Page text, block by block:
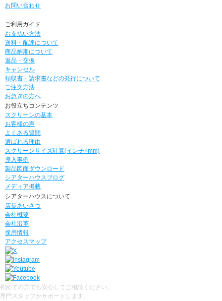
お問い合わせ
ご利用ガイド
お支払い方法
送料・配達について
商品納期について
返品・交換
キャンセル
領収書・請求書などの発行について
ご注文方法
お急ぎの方へ
お役立ちコンテンツ
スクリーンの基本
お客様の声
よくある質問
選ばれる理由
スクリーンサイズ計算(インチ×mm)
導入事例
製品図面ダウンロード
シアターハウスブログ
メディア掲載
シアターハウスについて
店長あいさつ
会社概要
会社沿革
採用情報
アクセスマップ
初めての方でも安心してご相談ください。
専門スタッフがサポートします。